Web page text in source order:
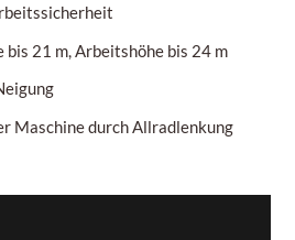
21 m, Arbeitshöhe bis 24 m
Maschine durch Allradlenkung